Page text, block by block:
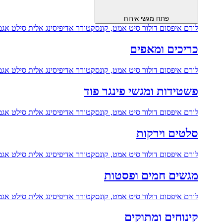
פתח מגשי אירוח
לורם איפסום דולור סיט אמט, קונסקטורר אדיפיסינג אלית סילט
כריכים ומאפים
לורם איפסום דולור סיט אמט, קונסקטורר אדיפיסינג אלית סילט
פשטידות ומגשי פינגר פוד
לורם איפסום דולור סיט אמט, קונסקטורר אדיפיסינג אלית סילט
סלטים וירקות
לורם איפסום דולור סיט אמט, קונסקטורר אדיפיסינג אלית סילט
מגשים חמים ופסטות
לורם איפסום דולור סיט אמט, קונסקטורר אדיפיסינג אלית סילט
קינוחים ומתוקים